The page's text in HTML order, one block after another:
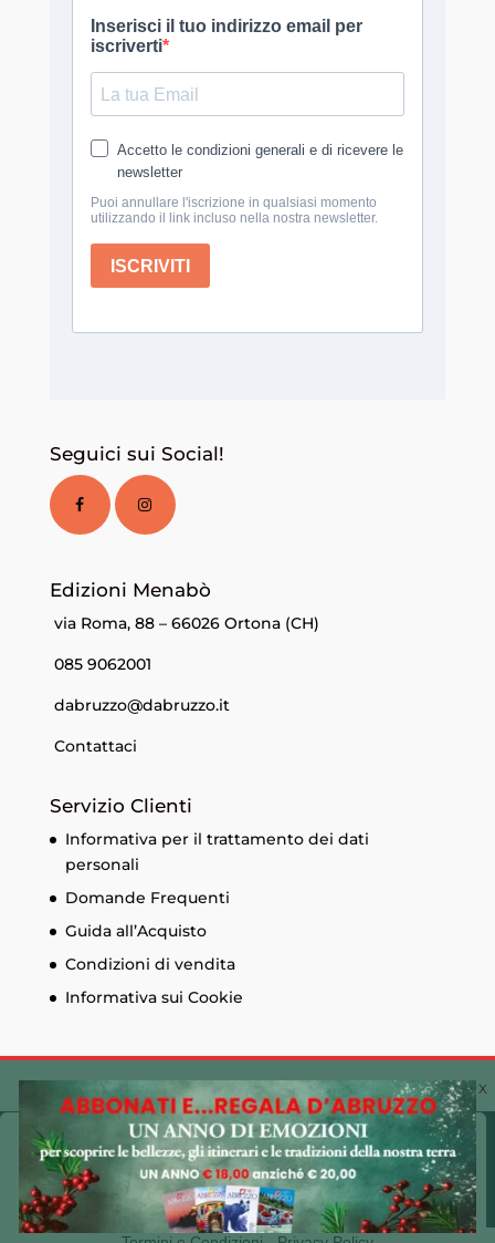
Cookie Policy 🍪
Utilizziamo i cookie sul nostro sito Web per offrirti
l'esperienza più pertinente ricordando le tue preferenze
Seguici sui Social!
Edizioni Menabò
via Roma, 88 – 66026 Ortona (CH)
085 9062001
dabruzzo@dabruzzo.it
Contattaci
Servizio Clienti
Informativa per il trattamento dei dati
personali
Domande Frequenti
Guida all’Acquisto
Condizioni di vendita
Informativa sui Cookie
© Edizioni Menabò. Iscrizione al registro delle
imprese di Chieti n. 93573 - Capitale sociale
30.600,00 € - P.I. 01525690697 Made by
CLAC!